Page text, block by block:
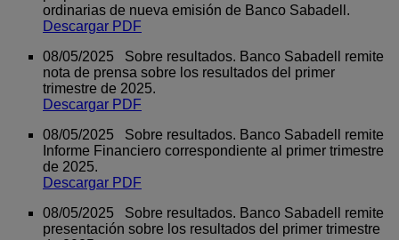
ordinarias de nueva emisión de Banco Sabadell.
Descargar PDF
08/05/2025 Sobre resultados. Banco Sabadell remite
nota de prensa sobre los resultados del primer
trimestre de 2025.
Descargar PDF
08/05/2025 Sobre resultados. Banco Sabadell remite
Informe Financiero correspondiente al primer trimestre
de 2025.
Descargar PDF
08/05/2025 Sobre resultados. Banco Sabadell remite
presentación sobre los resultados del primer trimestre